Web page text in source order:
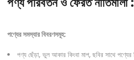
পণ্যেরসমস্যারবিবরণসমূহ:
পণ্য ছেঁড়া, ভুল আকার কিংবা মাপ, ছবির সাথে পণ্যের